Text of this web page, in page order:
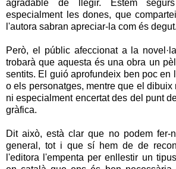
agradable de llegir. Estem
especialment les dones, que
l'autora sabran apreciar-la com és degut.
Però, el públic afeccionat a la
trobarà que aquesta és una obra un
sentits. El guió aprofundeix ben poc en
o els personatges, mentre que el dibuix
ni especialment encertat des del punt
gràfica.
Dit això, està clar que no podem fer-
general, tot i que sí hem de de
l'editora l'empenta per enllestir un